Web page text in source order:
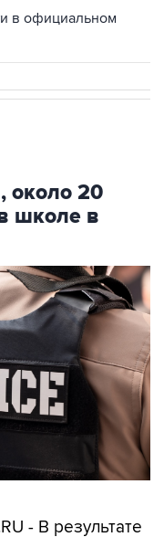
в официальном
около 20
школе в
- В результате